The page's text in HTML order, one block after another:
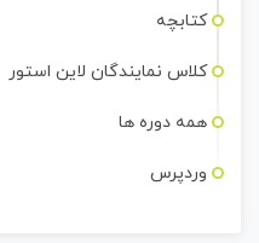
کتابچه
کلاس نمایندگان لاین استور
همه دوره ها
وردپرس